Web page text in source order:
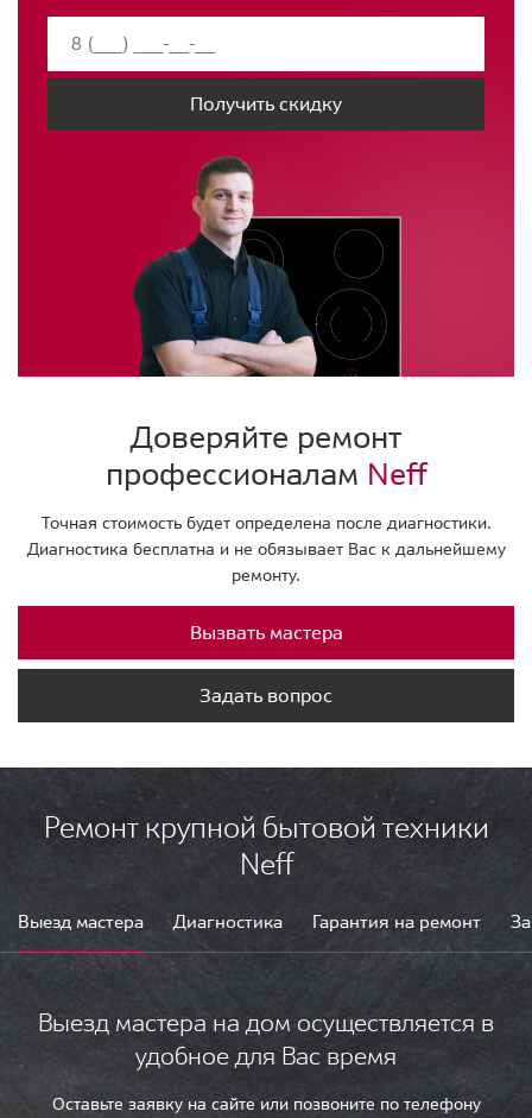
Получить скидку
Доверяйте ремонт
профессионалам Neff
Точная стоимость будет определена после диагностики.
Диагностика бесплатна и не обязывает Вас к дальнейшему
ремонту.
Вызвать мастера
Задать вопрос
Ремонт крупной бытовой техники
Neff
Выезд мастера Диагностика Гарантия на ремонт
Выезд мастера на дом осуществляется в
удобное для Вас время
Оставьте заявку на сайте или позвоните по телефону